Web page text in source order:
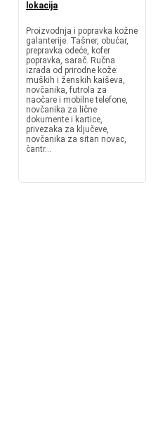
lokacija
Proizvodnja i popravka kožne
galanterije. Tašner, obućar,
prepravka odeće, kofer
popravka, sarač. Ručna
izrada od prirodne kože:
muških i ženskih kaiševa,
novčanika, futrola za
naočare i mobilne telefone,
novčanika za lične
dokumente i kartice,
privezaka za ključeve,
novčanika za sitan novac,
čantr...